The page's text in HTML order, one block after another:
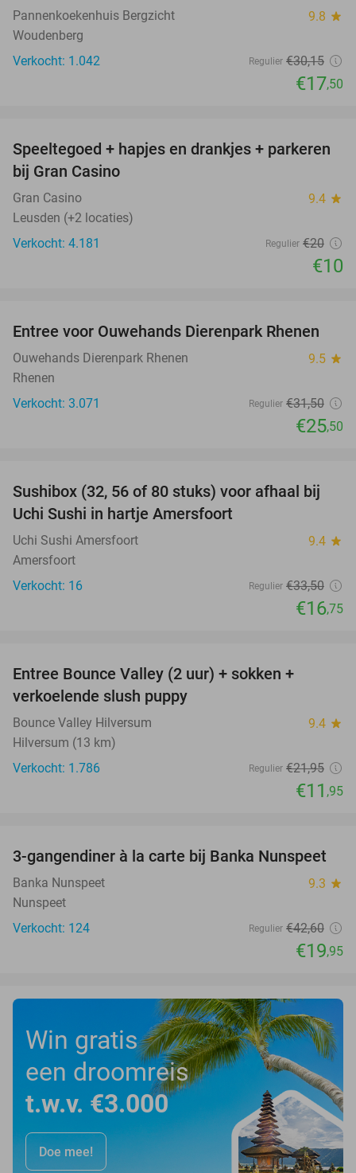
Pannenkoekenhuis Bergzicht 9.8 star
Woudenberg
Verkocht: 1.042
Regulier €30,15
€17,50
50%
Speeltegoed + hapjes en drankjes + parkeren
bij Gran Casino
Gran Casino 9.4 star
Leusden (+2 locaties)
Verkocht: 4.181
Regulier €20
€10
19%
Entree voor Ouwehands Dierenpark Rhenen
Ouwehands Dierenpark Rhenen 9.5 star
Rhenen
Verkocht: 3.071
Regulier €31,50
€25,50
50%
Sushibox (32, 56 of 80 stuks) voor afhaal bij
Uchi Sushi in hartje Amersfoort
Uchi Sushi Amersfoort 9.4 star
Amersfoort
Verkocht: 16
Regulier €33,50
€16,75
Entree Bounce Valley (2 uur) + sokken +
verkoelende slush puppy
Bounce Valley Hilversum 9.4 star
Hilversum (13 km)
Verkocht: 1.786
Regulier €21,95
€11 ,95
53%
3-gangendiner à la carte bij Banka Nunspeet
Banka Nunspeet 9.3 star
Nunspeet
Verkocht: 124
Regulier €42,60
€19,95
Win gratis
een droomreis
t.w.v. €3.000
Doe mee!